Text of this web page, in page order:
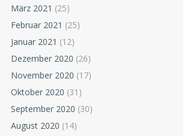
März 2021 (25)
Februar 2021 (25)
Januar 2021 (12)
Dezember 2020 (26)
November 2020 (17)
Oktober 2020 (31)
September 2020 (30)
August 2020 (14)